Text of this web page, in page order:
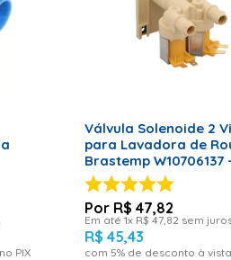
PIX
Válvula Solenoide 2
para Lavadora de
Brastemp W10706137
Volts
R$ 47,82
Em até1x R$ 47 82 sem
R$ 45,43
com 5% de desconto à